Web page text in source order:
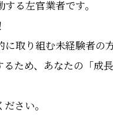
る左官業者です。
取り組む未経験者の
ため、あなたの「成
さい。